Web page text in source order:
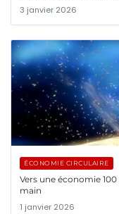
3 janvier 2026
ÉCONOMIE CIRCULAIRE
Vers une économie
main
1 janvier 2026